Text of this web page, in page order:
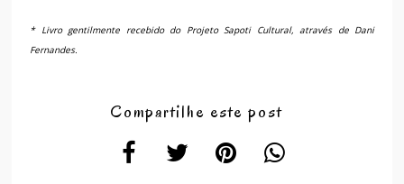
* Livro gentilmente recebido do Projeto Sapoti Cultural, através de Dani
Fernandes.
Compartilhe este post